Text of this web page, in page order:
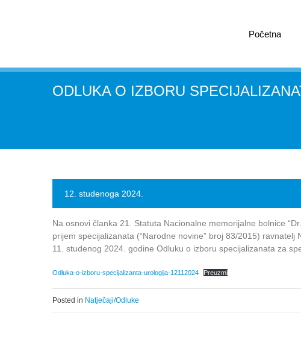
Početna
ODLUKA O IZBORU
12. studenoga 2024.
Na osnovi članka 21. Statuta Nacionalne memorijalne bolnice
prijem specijalizanata (“Narodne novine” broj 83/2015)
11. studenog 2024. godine Odluku o izboru specijalizanata za
Odluka-o-izboru-specijalizanta-urologija-12112024 Preuzmi
Posted in Natječaji/Odluke